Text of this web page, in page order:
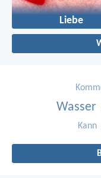
Liebe
Wasser
Kann